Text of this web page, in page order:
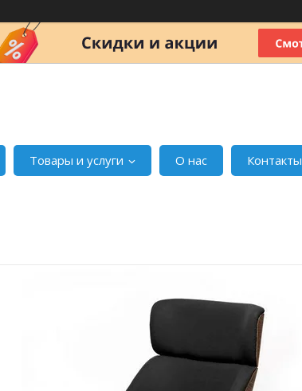
Товары и услуги О нас Контакты